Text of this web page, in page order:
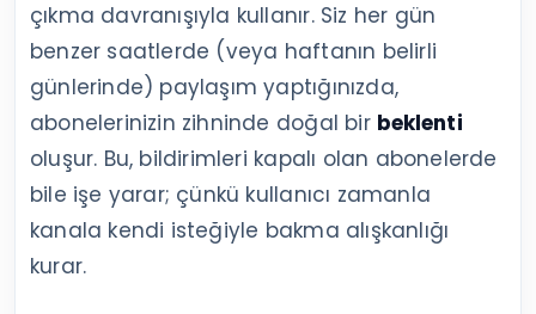
çıkma davranışıyla kullanır. Siz her gün
benzer saatlerde (veya haftanın belirli
günlerinde) paylaşım yaptığınızda,
abonelerinizin zihninde doğal bir beklenti
oluşur. Bu, bildirimleri kapalı olan abonelerde
bile işe yarar; çünkü kullanıcı zamanla
kanala kendi isteğiyle bakma alışkanlığı
kurar.